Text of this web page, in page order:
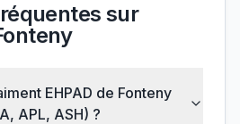
sur
EHPAD de Fonteny
APL, ASH) ?